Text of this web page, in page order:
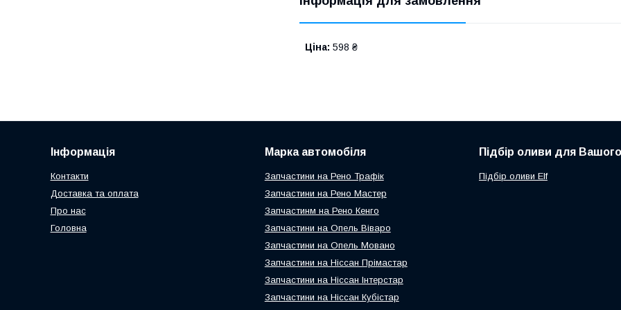
Ціна: 598 ₴
Інформація
Контакти
Доставка та оплата
Про нас
Головна
Марка автомобіля
Запчастини на Рено Трафік
Запчастини на Рено Мастер
Запчастинм на Рено Кенго
Запчастини на Опель Віваро
Запчастини на Опель Мовано
Запчастини на Ніссан Прімастар
Запчастини на Ніссан Інтерстар
Запчастини на Ніссан Кубістар
Підбір оливи для
Підбір оливи Elf